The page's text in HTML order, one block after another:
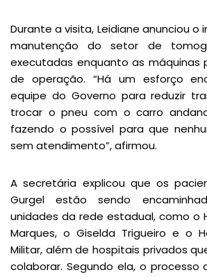
Durante a visita, Leidiane anunciou o
manutenção do setor de
executadas enquanto as máquinas
de operação. “Há um esforço
equipe do Governo para reduzir
trocar o pneu com o carro
fazendo o possível para que
sem atendimento”, afirmou.
A secretária explicou que os
Gurgel estão sendo
unidades da rede estadual, como o
Marques, o Giselda Trigueiro e o
Militar, além de hospitais privados
colaborar. Segundo ela, o